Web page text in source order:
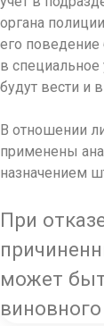
органа
его поведение
в
будут вести и
В отношении
применены
назначением
При
может